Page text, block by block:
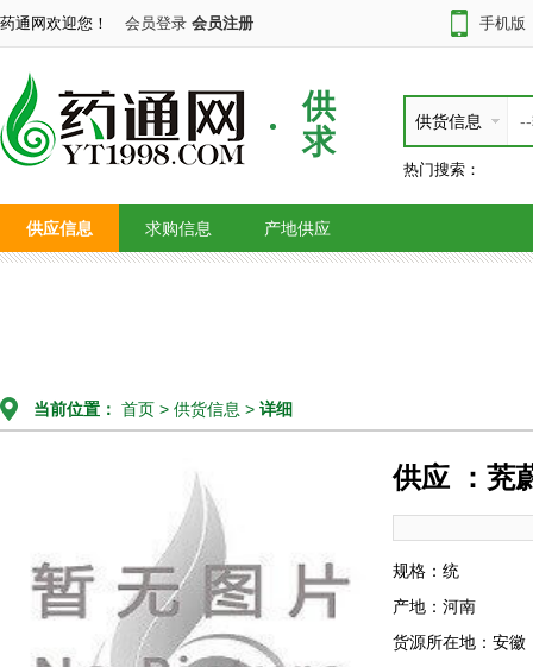
药通网欢迎您！ 会员登录 会员注册 手机版
供
求
供货信息
热门搜索：
供应信息 求购信息 产地供应
当前位置： 首页 > 供货信息 > 详细
供应 ：茺
规格：统
产地：河南
货源所在地：安徽